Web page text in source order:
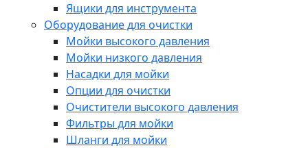
Ящики для инструмента
Оборудование для очистки
Мойки высокого давления
Мойки низкого давления
Насадки для мойки
Опции для очистки
Очистители высокого давления
Фильтры для мойки
Шланги для мойки